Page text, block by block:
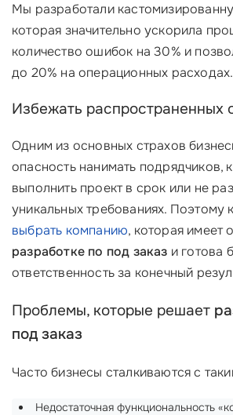
Мы разработали
которая значительно ускорила
количество ошибок на 30% и
до 20% на операционных расходах.
Избежать распространенных
Одним из основных страхов
опасность нанимать подрядчиков,
выполнить проект в срок или не
уникальных требованиях. Поэтому
выбрать компанию, которая имеет
разработке по под заказ и готова
ответственность за конечный
Проблемы, которые решает
под заказ
Часто бизнесы сталкиваются с
Недостаточная функциональность